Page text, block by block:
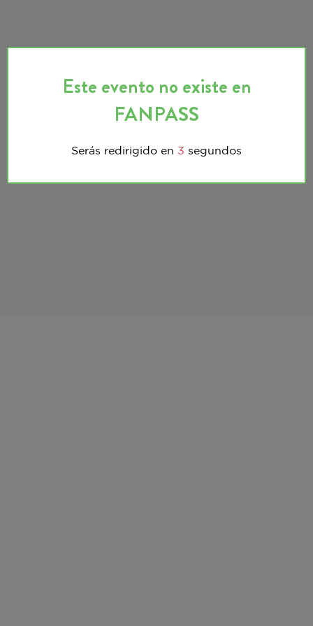
Este evento no existe en
FANPASS
Serás redirigido en 3 segundos